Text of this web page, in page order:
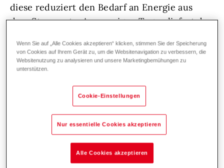
diese reduziert den Bedarf an Energie aus
dem Stromnetz. An sonnigen Tagen liefert das
den Haushalt. Das Problem: Heizungen – wie
jene mit Wärmepumpe – steigern in der Nacht
Außentemperatur wesentlich abkühlt. Doch
gerade in diesem Zeitraum ist es nicht
möglich, auf Sonnenenergie zurückzugreifen.
So beziehen sie den teuren Strom aus dem
Netz. Eine kostenlose Abhilfe schafft hier der
EnergyManager PV smart von Hoval.
Wenn Sie auf „Alle Cookies akzeptieren“ klicken, stimmen Sie der Speicherung
von Cookies auf Ihrem Gerät zu, um die Websitenavigation zu verbessern, die
Websitenutzung zu analysieren und unsere Marketingbemühungen zu
unterstützen.
Cookie-Einstellungen
Nur essentielle Cookies akzeptieren
Alle Cookies akzeptieren